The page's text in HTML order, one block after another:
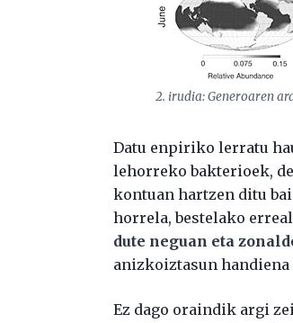
2. irudia: Generoaren
Datu enpiriko lerratu
lehorreko bakterioek,
kontuan hartzen ditu
horrela, bestelako
dute neguan eta
anizkoiztasun handiena
Ez dago oraindik argi